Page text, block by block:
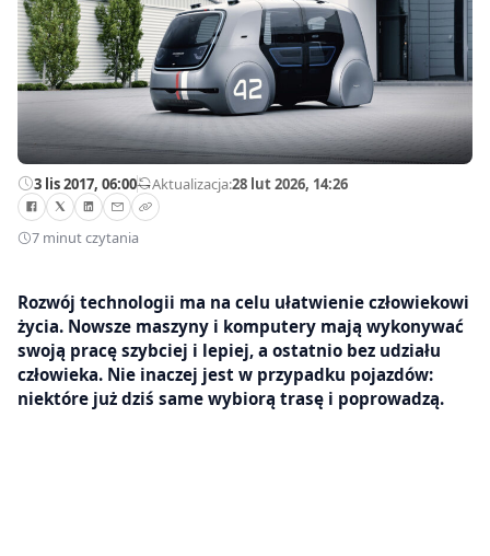
3 lis 2017, 06:00—Aktualizacja:28 lut 2026, 14:26
7 minut czytania
Rozwój technologii ma na celu ułatwienie człowiekowi
życia. Nowsze maszyny i komputery mają wykonywać
swoją pracę szybciej i lepiej, a ostatnio bez udziału
człowieka. Nie inaczej jest w przypadku pojazdów:
niektóre już dziś same wybiorą trasę i poprowadzą.